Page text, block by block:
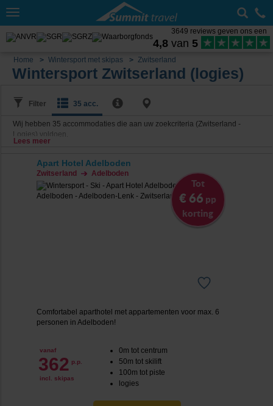
Toggle
3649 reviews geven ons een
4,8 van 5
Home Wintersport met skipas Zwitserland
Wintersport Zwitserland (logies)
Filter 35 acc.
Wij hebben 35 accommodaties die aan uw zoekcriteria (Zwitserland -
Logies) voldoen.
Lees meer
Apart Hotel Adelboden
Zwitserland Adelboden
Tot
€ 66 pp
korting
Comfortabel aparthotel met appartementen voor max. 6
personen in Adelboden!
vanaf
362 p.p.
incl. skipas
0m tot centrum
50m tot skilift
100m tot piste
logies